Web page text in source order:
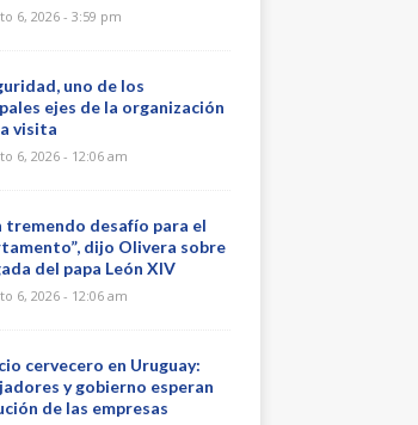
6, 2026 - 3:59 pm
uno de los
ejes de la organización
visita
6, 2026 - 12:06 am
tremendo desafío para el
dijo Olivera sobre
del papa León XIV
6, 2026 - 12:06 am
cervecero en Uruguay:
y gobierno esperan
de las empresas